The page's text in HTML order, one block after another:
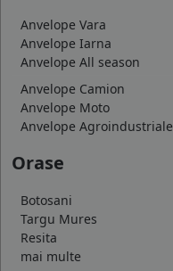
Anvelope Vara
Anvelope Iarna
Anvelope All season
Anvelope Camion
Anvelope Moto
Anvelope Agroindustriale
Orase
Botosani
Targu Mures
Resita
mai multe